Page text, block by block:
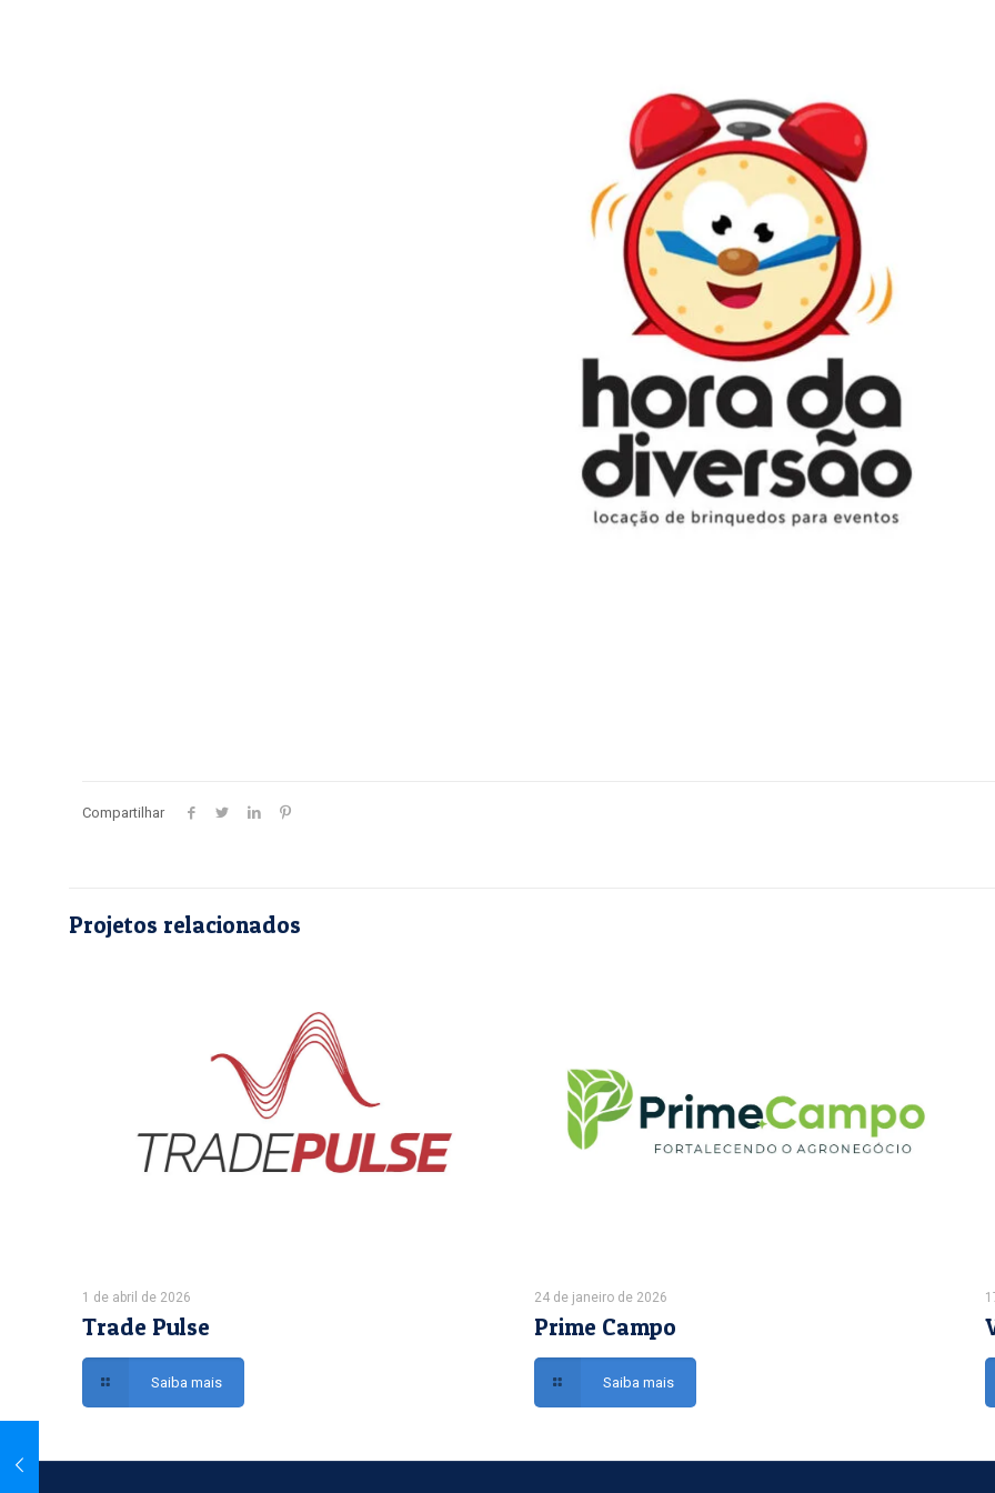
Compartilhar
Projetos relacionados
1 de abril de 2026
Trade Pulse
Saiba mais
24 de janeiro de 2026
Prime Campo
Saiba mais